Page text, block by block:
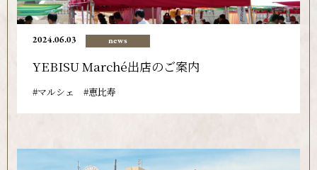
2024.06.03 news
YEBISU Marché出店のご案内
マルシェ 恵比寿